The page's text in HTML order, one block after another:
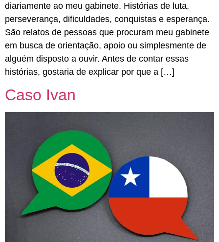
diariamente ao meu gabinete. Histórias de luta,
perseverança, dificuldades, conquistas e esperança.
São relatos de pessoas que procuram meu gabinete
em busca de orientação, apoio ou simplesmente de
alguém disposto a ouvir. Antes de contar essas
histórias, gostaria de explicar por que a […]
Caso Ivan